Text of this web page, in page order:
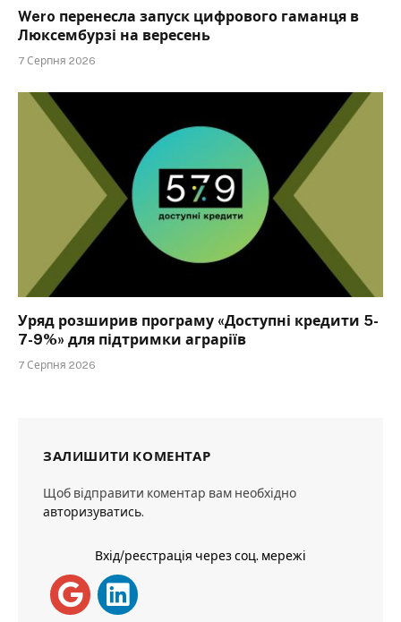
Wero перенесла запуск цифрового гаманця в
Люксембурзі на вересень
7 Серпня 2026
Уряд розширив програму «Доступні кредити 5-
7-9%» для підтримки аграріїв
7 Серпня 2026
ЗАЛИШИТИ КОМЕНТАР
Щоб відправити коментар вам необхідно
авторизуватись.
Вхід/реєстрація через соц. мережі